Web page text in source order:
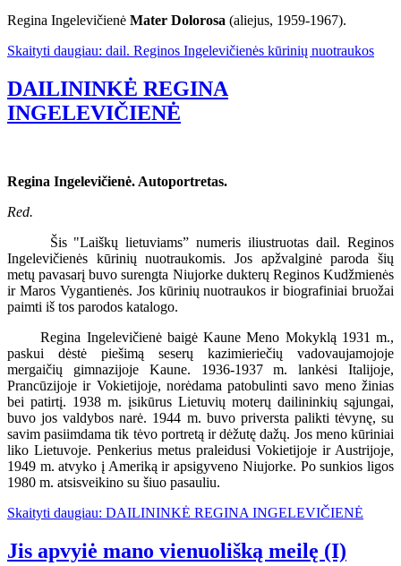
Regina Ingelevičienė Mater Dolorosa (aliejus, 1959-1967).
Skaityti daugiau: dail. Reginos Ingelevičienės kūrinių nuotraukos
DAILININKĖ REGINA
INGELEVIČIENĖ
Regina Ingelevičienė. Autoportretas.
Red.
Šis "Laiškų lietuviams” numeris iliustruotas dail. Reginos
Ingelevičienės kūrinių nuotraukomis. Jos apžvalginė paroda šių
metų pavasarį buvo surengta Niujorke dukterų Reginos Kudžmienės
ir Maros Vygantienės. Jos kūrinių nuotraukos ir biografiniai bruožai
paimti iš tos parodos katalogo.
Regina Ingelevičienė baigė Kaune Meno Mokyklą 1931 m.,
paskui dėstė piešimą seserų kazimieriečių vadovaujamojoje
mergaičių gimnazijoje Kaune. 1936-1937 m. lankėsi Italijoje,
Prancūzijoje ir Vokietijoje, norėdama patobulinti savo meno žinias
bei patirtį. 1938 m. įsikūrus Lietuvių moterų dailininkių sąjungai,
buvo jos valdybos narė. 1944 m. buvo priversta palikti tėvynę, su
savim pasiimdama tik tėvo portretą ir dėžutę dažų. Jos meno kūriniai
liko Lietuvoje. Penkerius metus praleidusi Vokietijoje ir Austrijoje,
1949 m. atvyko į Ameriką ir apsigyveno Niujorke. Po sunkios ligos
1980 m. atsisveikino su šiuo pasauliu.
Skaityti daugiau: DAILININKĖ REGINA INGELEVIČIENĖ
Jis apvyiė mano vienuolišką meilę (I)